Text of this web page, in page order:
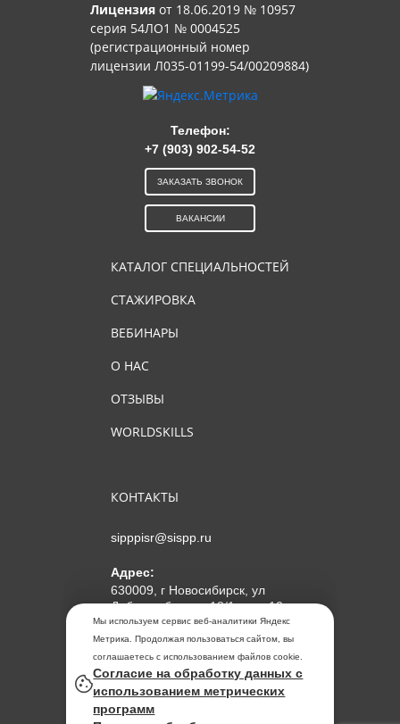
Мы используем сервис веб-аналитики Яндекс
Метрика. Продолжая пользоваться сайтом, вы
соглашаетесь с использованием файлов cookie.
Согласие на обработку данных с
использованием метрических
программ
Лицензияот 18.06.2019 № 10957
серия 54ЛО1 № 0004525
(регистрационный номер
лицензии Л035-01199-54/00209884)
КАТАЛОГ СПЕЦИАЛЬНОСТЕЙ
СТАЖИРОВКА
ВЕБИНАРЫ
О НАС
ОТЗЫВЫ
WORLDSKILLS
КОНТАКТЫ
sipppisr@sispp.ru
Адрес:
630009, г Новосибирск, ул
Добролюбова, д 18/1, пом 12
АНО ДПО "МИПКП"
ИНН5405963859
ОГРН 1155476104354
Политика обработки
Телефон:
+7 (903) 902-54-52
ЗАКАЗАТЬ ЗВОНОК
ВАКАНСИИ